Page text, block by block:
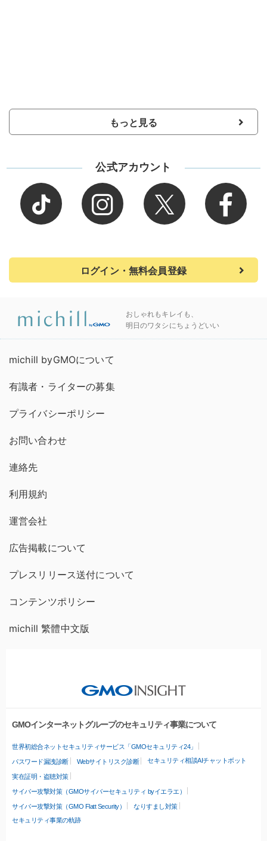
もっと見る
公式アカウント
ログイン・無料会員登録
おしゃれもキレイも、
明日のワタシにちょうどいい
michill byGMOについて
有識者・ライターの募集
プライバシーポリシー
お問い合わせ
連絡先
利用規約
運営会社
広告掲載について
プレスリリース送付について
コンテンツポリシー
michill 繁體中文版
GMOインターネットグループのセキュリティ事業について
世界初総合ネットセキュリティサービス「GMOセキュリティ24」
パスワード漏洩診断 Webサイトリスク診断 セキュリティ相談AIチャットボット
実在証明・盗聴対策
サイバー攻撃対策（GMOサイバーセキュリティ byイエラエ）
サイバー攻撃対策（GMO Flatt Security）
なりすまし対策
セキュリティ事業の軌跡